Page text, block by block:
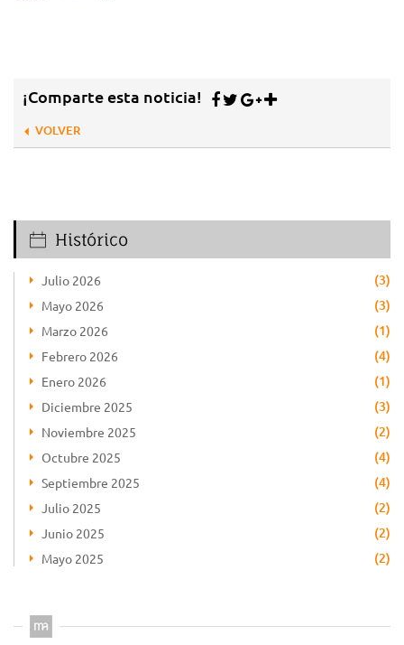
¡Comparte esta noticia!
VOLVER
Histórico
Julio 2026 (3)
Mayo 2026 (3)
Marzo 2026 (1)
Febrero 2026 (4)
Enero 2026 (1)
Diciembre 2025 (3)
Noviembre 2025 (2)
Octubre 2025 (4)
Septiembre 2025 (4)
Julio 2025 (2)
Junio 2025 (2)
Mayo 2025 (2)